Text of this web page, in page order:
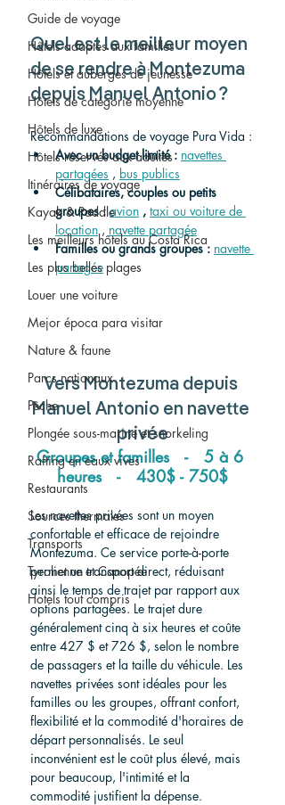
Guide de voyage
Hôtels adaptés aux familles
Hôtels et auberges de jeunesse
Hôtels de catégorie moyenne
Hôtels de luxe
Hôtels réservés aux adultes
Itinéraires de voyage
Kayak & Paddle
Les meilleurs hôtels au Costa Rica
Les plus belles plages
Louer une voiture
Mejor época para visitar
Nature & faune
Parcs nationaux
Pêche
Plongée sous-marine et snorkeling
Rafting en eaux vives
Restaurants
Sources thermales
Transports
Tyrolienne et Canopée
Hotels tout compris
Quel est le meilleur moyen
de se rendre à Montezuma
depuis Manuel Antonio ?
Recommandations de voyage Pura Vida :
Avec un budget limité : navettes
partagées , bus publics
Célibataires, couples ou petits
groupes : avion , taxi ou voiture de
location , navette partagée
Familles ou grands groupes : navette
partagée
Vers Montezuma depuis
Manuel Antonio en navette
privée
Groupes et familles   -   5 à 6
heures   -   430$ - 750$
Les navettes privées sont un moyen
confortable et efficace de rejoindre
Montezuma. Ce service porte-à-porte
permet un transport direct, réduisant
ainsi le temps de trajet par rapport aux
options partagées. Le trajet dure
généralement cinq à six heures et coûte
entre 427 $ et 726 $, selon le nombre
de passagers et la taille du véhicule. Les
navettes privées sont idéales pour les
familles ou les groupes, offrant confort,
flexibilité et la commodité d'horaires de
départ personnalisés. Le seul
inconvénient est le coût plus élevé, mais
pour beaucoup, l'intimité et la
commodité justifient la dépense.